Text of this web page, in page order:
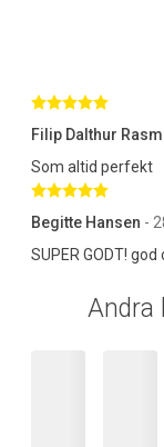
Filip Dalthur
Som altid perfekt
Begitte Hansen -
SUPER GODT!
Andra